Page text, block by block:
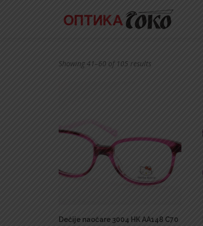
Showing 41–60 of 105 results
Dečije naočare 3004 HK AA148 C70